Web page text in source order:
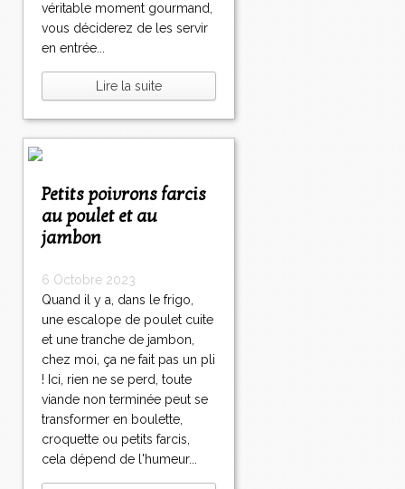
véritable moment gourmand,
vous déciderez de les servir
en entrée...
Lire la suite
Petits poivrons farcis
au poulet et au
jambon
6 Octobre 2023
Quand il y a, dans le frigo,
une escalope de poulet cuite
et une tranche de jambon,
chez moi, ça ne fait pas un pli
! Ici, rien ne se perd, toute
viande non terminée peut se
transformer en boulette,
croquette ou petits farcis,
cela dépend de l'humeur...